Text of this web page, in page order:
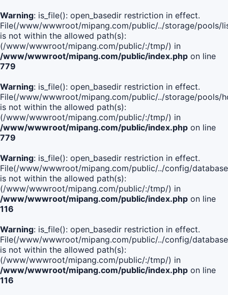
Warning: is_file(): open_basedir restriction in effect.
File(/www/wwwroot/mipang.com/public/../storage/pools/
is not within the allowed path(s):
(/www/wwwroot/mipang.com/public/:/tmp/) in
/www/wwwroot/mipang.com/public/index.php on line
779
Warning: is_file(): open_basedir restriction in effect.
File(/www/wwwroot/mipang.com/public/../storage/pools/
is not within the allowed path(s):
(/www/wwwroot/mipang.com/public/:/tmp/) in
/www/wwwroot/mipang.com/public/index.php on line
779
Warning: is_file(): open_basedir restriction in effect.
File(/www/wwwroot/mipang.com/public/../config/
is not within the allowed path(s):
(/www/wwwroot/mipang.com/public/:/tmp/) in
/www/wwwroot/mipang.com/public/index.php on line
116
Warning: is_file(): open_basedir restriction in effect.
File(/www/wwwroot/mipang.com/public/../config/
is not within the allowed path(s):
(/www/wwwroot/mipang.com/public/:/tmp/) in
/www/wwwroot/mipang.com/public/index.php on line
116